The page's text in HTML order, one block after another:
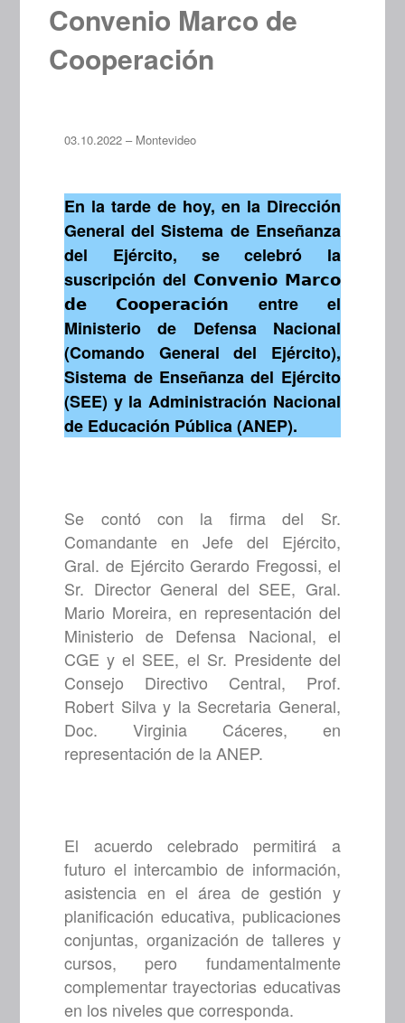
Convenio Marco de
Cooperación
03.10.2022 – Montevideo
En la tarde de hoy, en la Dirección
General del Sistema de Enseñanza
del Ejército, se celebró la
suscripción del 𝗖𝗼𝗻𝘃𝗲𝗻𝗶𝗼 𝗠𝗮𝗿𝗰𝗼
𝗱𝗲 𝗖𝗼𝗼𝗽𝗲𝗿𝗮𝗰𝗶𝗼́𝗻 entre el
Ministerio de Defensa Nacional
(Comando General del Ejército),
Sistema de Enseñanza del Ejército
(SEE) y la Administración Nacional
de Educación Pública (ANEP).
Se contó con la firma del Sr.
Comandante en Jefe del Ejército,
Gral. de Ejército Gerardo Fregossi, el
Sr. Director General del SEE, Gral.
Mario Moreira, en representación del
Ministerio de Defensa Nacional, el
CGE y el SEE, el Sr. Presidente del
Consejo Directivo Central, Prof.
Robert Silva y la Secretaria General,
Doc. Virginia Cáceres, en
representación de la ANEP.
El acuerdo celebrado permitirá a
futuro el intercambio de información,
asistencia en el área de gestión y
planificación educativa, publicaciones
conjuntas, organización de talleres y
cursos, pero fundamentalmente
complementar trayectorias educativas
en los niveles que corresponda.